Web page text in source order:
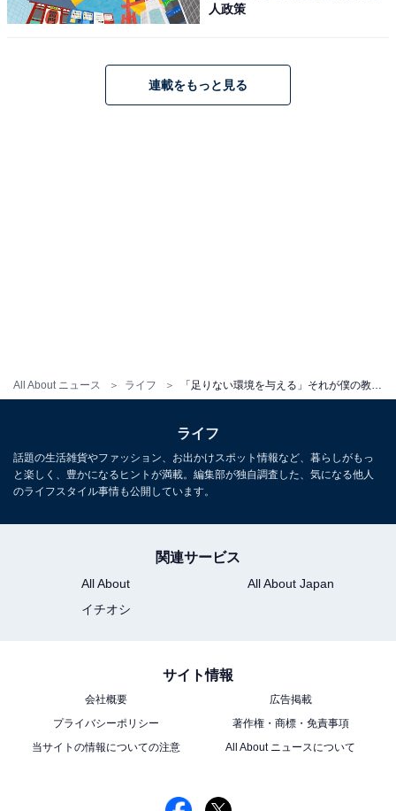
All About ニュース ライフ 「足りない環境を与える」それが僕の教育方針｜元サッカー日本代表・佐藤寿人の子育て論
人政策
連載をもっと見る
ライフ
話題の生活雑貨やファッション、お出かけスポット情報など、暮らしがもっ
と楽しく、豊かになるヒントが満載。編集部が独自調査した、気になる他人
のライフスタイル事情も公開しています。
関連サービス
All About
All About Japan
イチオシ
サイト情報
会社概要
広告掲載
プライバシーポリシー
著作権・商標・免責事項
当サイトの情報についての注意
All About ニュースについて